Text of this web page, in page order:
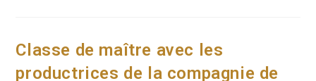
2025
De
Classe de maître avec les
productrices de la compagnie de